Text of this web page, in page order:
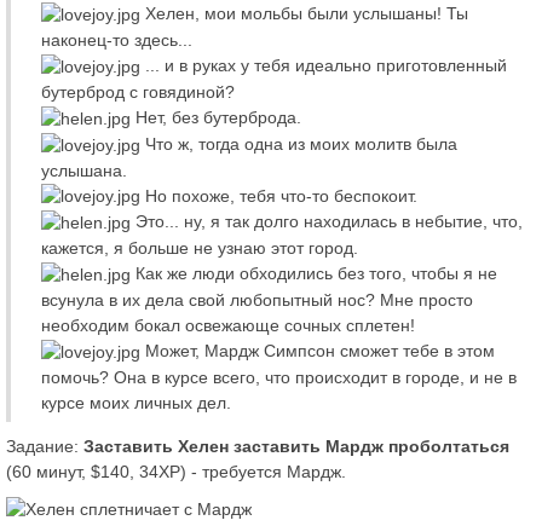
Хелен, мои мольбы были услышаны! Ты
наконец-то здесь...
... и в руках у тебя идеально приготовленный
бутерброд с говядиной?
Нет, без бутерброда.
Что ж, тогда одна из моих молитв была
услышана.
Но похоже, тебя что-то беспокоит.
Это... ну, я так долго находилась в небытие, что,
кажется, я больше не узнаю этот город.
Как же люди обходились без того, чтобы я не
всунула в их дела свой любопытный нос? Мне просто
необходим бокал освежающе сочных сплетен!
Может, Мардж Симпсон сможет тебе в этом
помочь? Она в курсе всего, что происходит в городе, и не в
курсе моих личных дел.
Задание: Заставить Хелен заставить Мардж проболтаться
(60 минут, $140, 34XP) - требуется Мардж.